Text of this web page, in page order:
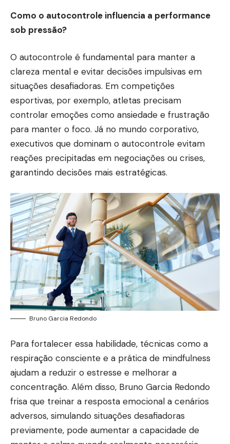
Como o autocontrole influencia a performance
sob pressão?
O autocontrole é fundamental para manter a
clareza mental e evitar decisões impulsivas em
situações desafiadoras. Em competições
esportivas, por exemplo, atletas precisam
controlar emoções como ansiedade e frustração
para manter o foco. Já no mundo corporativo,
executivos que dominam o autocontrole evitam
reações precipitadas em negociações ou crises,
garantindo decisões mais estratégicas.
Bruno Garcia Redondo
Para fortalecer essa habilidade, técnicas como a
respiração consciente e a prática de mindfulness
ajudam a reduzir o estresse e melhorar a
concentração. Além disso, Bruno Garcia Redondo
frisa que treinar a resposta emocional a cenários
adversos, simulando situações desafiadoras
previamente, pode aumentar a capacidade de